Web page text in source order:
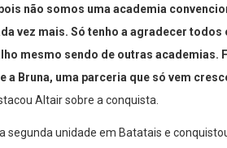
não somos uma academia
vez mais. Só tenho a agradecer todos
mesmo sendo de outras academias.
a Bruna, uma parceria que só vem
Altair sobre a conquista.
segunda unidade em Batatais e